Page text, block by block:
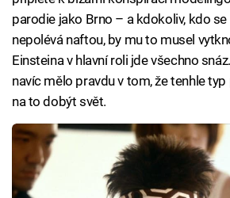
parodie jako Brno – a kdokoliv, kdo se
nepolévá naftou, by mu to musel
Einsteina v hlavní roli jde všechno
navíc mělo pravdu v tom, že tenhle
na to dobýt svět.